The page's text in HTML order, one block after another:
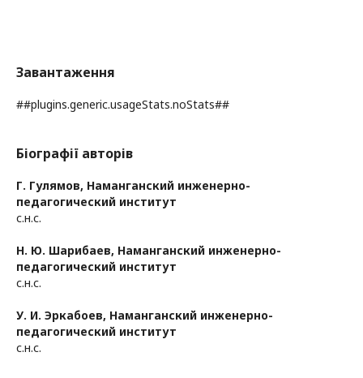
Завантаження
##plugins.generic.usageStats.noStats##
Біографії авторів
Г. Гулямов, Наманганский инженерно-
педагогический институт
с.н.с.
Н. Ю. Шарибаев, Наманганский инженерно-
педагогический институт
с.н.с.
У. И. Эркабоев, Наманганский инженерно-
педагогический институт
с.н.с.